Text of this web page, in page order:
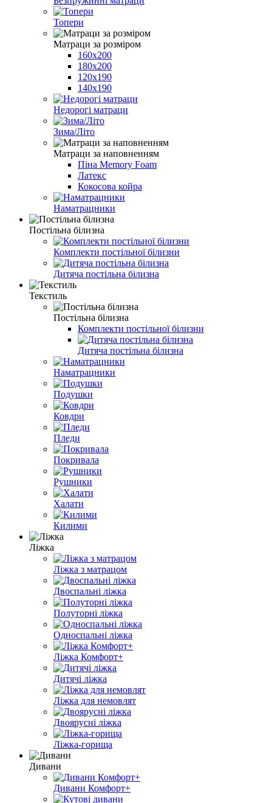
Топери
Матраци за розміром
160х200
180х200
120х190
140х190
Недорогі матраци
Зима/Літо
Матраци за наповненням
Піна Memory Foam
Латекс
Кокосова койра
Наматрацники
Постільна білизна
Комплекти постільної білизни
Дитяча постільна білизна
Текстиль
Постільна білизна
Комплекти постільної білизни
Дитяча постільна білизна
Наматрацники
Подушки
Ковдри
Пледи
Покривала
Рушники
Халати
Килими
Ліжка
Ліжка з матрацом
Двоспальні ліжка
Полуторні ліжка
Односпальні ліжка
Ліжка Комфорт+
Дитячі ліжка
Ліжка для немовлят
Двоярусні ліжка
Ліжка-горища
Дивани
Дивани Комфорт+